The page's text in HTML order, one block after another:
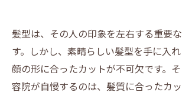
髪型は、その人の印象を左右する重要
す。しかし、素晴らしい髪型を手に入
顔の形に合ったカットが不可欠です。
容院が自慢するのは、髪質に合ったカ